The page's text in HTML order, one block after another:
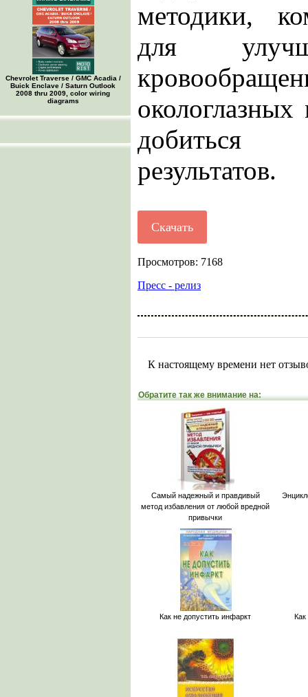
Chevrolet Traverse / GMC Acadia /
Buick Enclave / Saturn Outlook
2008 thru 2009, color wiring
diagrams
методики,
для
добиться
результатов.
Скачать
Просмотров: 7168
Пресс - релиз
К настоящему времени нет
Обратите так же внимание на:
Самый надежный и правдивый
метод избавления от любой вредной
привычки
Как не допустить инфаркт Как